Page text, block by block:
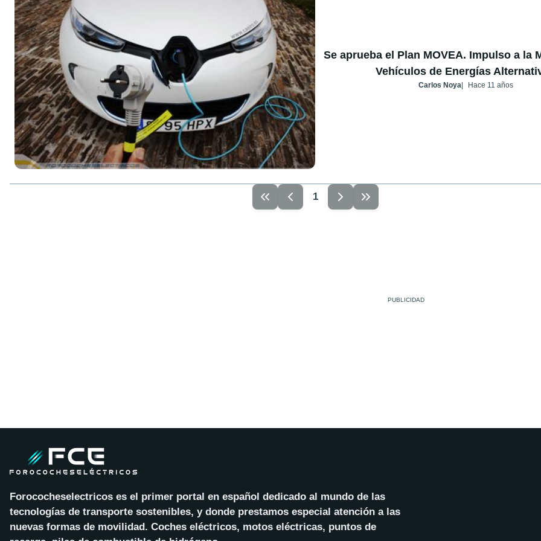
Se aprueba el Plan MOVEA. Impulso a la
Vehículos de Energías
Carlos Noya Hace 11 años
1
Forococheselectricos es el primer portal en español dedicado al mundo de las
tecnologías de transporte sostenibles, y donde prestamos especial atención a las
nuevas formas de movilidad. Coches eléctricos, motos eléctricas, puntos de